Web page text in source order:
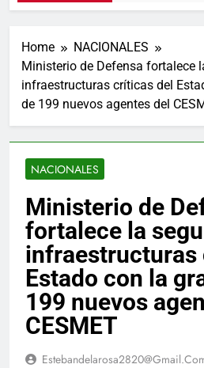
Home
NACIONALES
Ministerio de Defensa fortalece
infraestructuras críticas del
de 199 nuevos agentes del
NACIONALES
Ministerio de
fortalece la
infraestructuras
Estado con la
199 nuevos
CESMET